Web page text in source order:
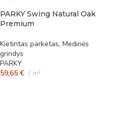
PARKY Swing Natural Oak
Premium
Kietintas parketas, Medinės
grindys
PARKY
59,65 € m²